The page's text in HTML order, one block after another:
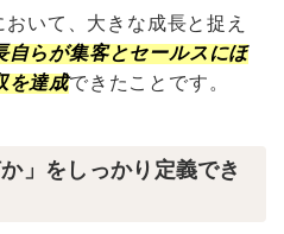
いて、大きな成長と捉え
自らが集客とセールスにほ
を達成できたことです。
」をしっかり定義でき